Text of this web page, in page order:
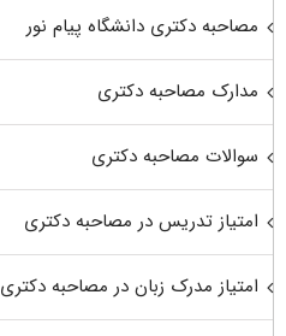
مصاحبه دکتری دانشگاه پیام نور
مدارک مصاحبه دکتری
سوالات مصاحبه دکتری
امتیاز تدریس در مصاحبه دکتری
امتیاز مدرک زبان در مصاحبه دکتری